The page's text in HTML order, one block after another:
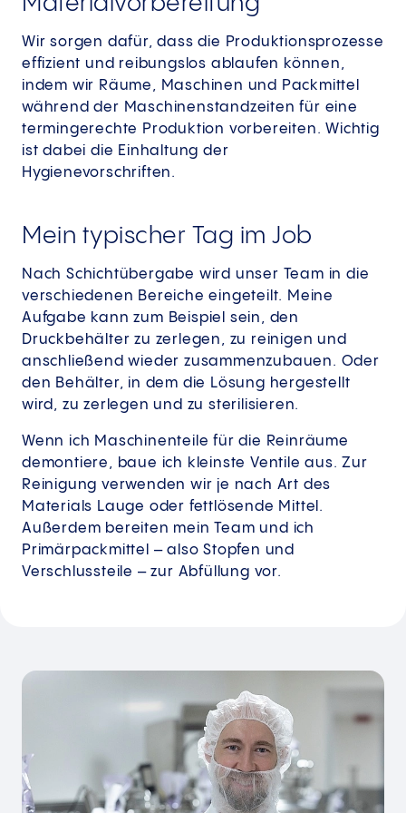
Wir sorgen dafür, dass die Produktionsprozesse
effizient und reibungslos ablaufen können,
indem wir Räume, Maschinen und Packmittel
während der Maschinenstandzeiten für eine
termingerechte Produktion vorbereiten. Wichtig
ist dabei die Einhaltung der
Hygienevorschriften.
Mein typischer Tag im Job
Nach Schichtübergabe wird unser Team in die
verschiedenen Bereiche eingeteilt. Meine
Aufgabe kann zum Beispiel sein, den
Druckbehälter zu zerlegen, zu reinigen und
anschließend wieder zusammenzubauen. Oder
den Behälter, in dem die Lösung hergestellt
wird, zu zerlegen und zu sterilisieren.
Wenn ich Maschinenteile für die Reinräume
demontiere, baue ich kleinste Ventile aus. Zur
Reinigung verwenden wir je nach Art des
Materials Lauge oder fettlösende Mittel.
Außerdem bereiten mein Team und ich
Primärpackmittel – also Stopfen und
Verschlussteile – zur Abfüllung vor.